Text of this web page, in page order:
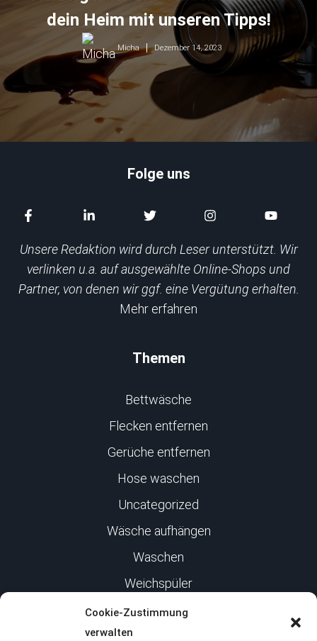
Cookie-Zustimmung
verwalten
dein Heim mit unseren Tipps!
Micha Dezember 14, 2023
Folge uns
Unsere Redaktion wird durch Leser unterstützt. Wir
verlinken u.a. auf ausgewählte Online-Shops und
Partner, von denen wir ggf. eine Vergütung erhalten.
Mehr erfahren
Themen
Bettwäsche
Flecken entfernen
Gerüche entfernen
Hose waschen
Uncategorized
Wäsche aufhängen
Waschen
Weichspüler